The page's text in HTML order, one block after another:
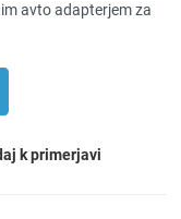
avto adapterjem za
k primerjavi